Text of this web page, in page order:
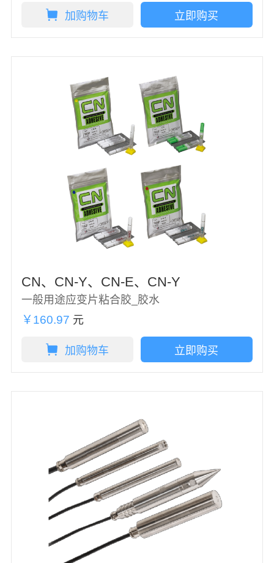
加购物车 立即购买
CN、CN-Y、CN-E、CN-Y
一般用途应变片粘合胶_胶水
￥160.97 元
加购物车 立即购买